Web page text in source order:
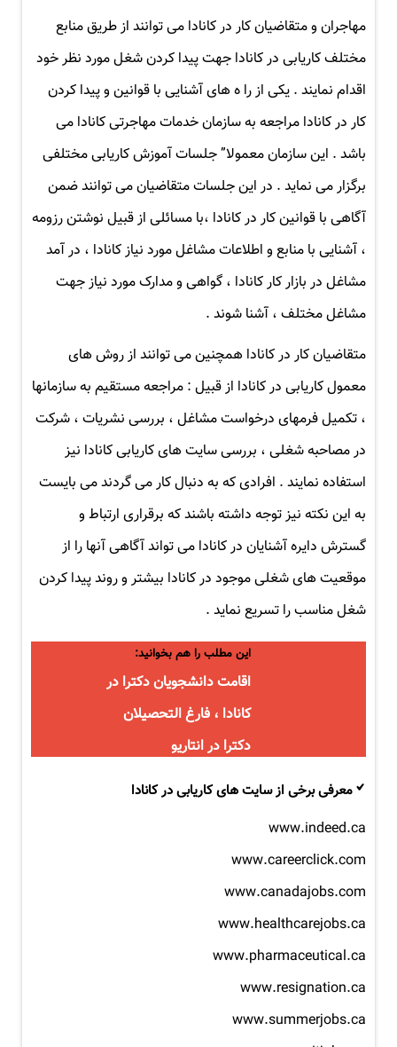
مهاجران و متقاضیان کار در کانادا می توانند از طریق منابع
مختلف کاریابی در کانادا جهت پیدا کردن شغل مورد نظر خود
اقدام نمایند . یکی از را ه های آشنایی با قوانین و پیدا کردن
کار در کانادا مراجعه به سازمان خدمات مهاجرتی کانادا می
باشد . این سازمان معمولا” جلسات آموزش کاریابی مختلفی
برگزار می نماید . در این جلسات متقاضیان می توانند ضمن
آگاهی با قوانین کار در کانادا ،با مسائلی از قبیل نوشتن رزومه
، آشنایی با منابع و اطلاعات مشاغل مورد نیاز کانادا ، در آمد
مشاغل در بازار کار کانادا ، گواهی و مدارک مورد نیاز جهت
مشاغل مختلف ، آشنا شوند .
متقاضیان کار در کانادا همچنین می توانند از روش های
معمول کاریابی در کانادا از قبیل : مراجعه مستقیم به سازمانها
، تکمیل فرمهای درخواست مشاغل ، بررسی نشریات ، شرکت
در مصاحبه شغلی ، بررسی سایت های کاریابی کانادا نیز
استفاده نمایند . افرادی که به دنبال کار می گردند می بایست
به این نکته نیز توجه داشته باشند که برقراری ارتباط و
گسترش دایره آشنایان در کانادا می تواند آگاهی آنها را از
موقعیت های شغلی موجود در کانادا بیشتر و روند پیدا کردن
شغل مناسب را تسریع نماید .
این مطلب را هم بخوانید:
اقامت دانشجویان دکترا در
کانادا ، فارغ التحصیلان
دکترا در انتاریو
معرفی برخی از سایت های کاریابی در کانادا
www.indeed.ca
www.careerclick.com
www.canadajobs.com
www.healthcarejobs.ca
www.pharmaceutical.ca
www.resignation.ca
www.summerjobs.ca